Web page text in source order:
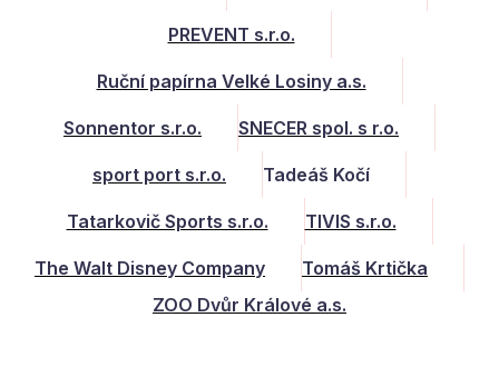
PREVENT s.r.o.
Ruční papírna Velké Losiny a.s.
Sonnentor s.r.o. SNECER spol. s r.o.
sport port s.r.o. Tadeáš Kočí
Tatarkovič Sports s.r.o. TIVIS s.r.o.
The Walt Disney Company
Tomáš Krtička
ZOO Dvůr Králové a.s.